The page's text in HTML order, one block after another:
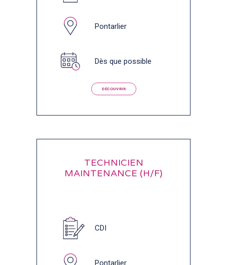
Pontarlier
Dès que possible
DÉCOUVRIR
TECHNICIEN
MAINTENANCE (H/F)
CDI
Pontarlier